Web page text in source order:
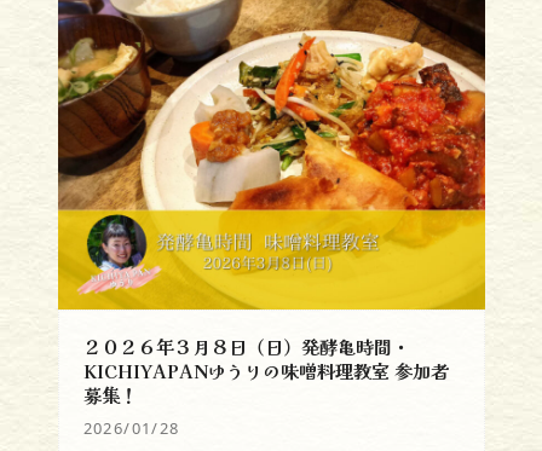
２０２６年３月８日（日）発酵亀時間・
KICHIYAPANゆうりの味噌料理教室 参加者
募集！
2026/01/28